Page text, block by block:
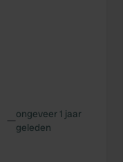
—ongeveer 1 jaar
geleden